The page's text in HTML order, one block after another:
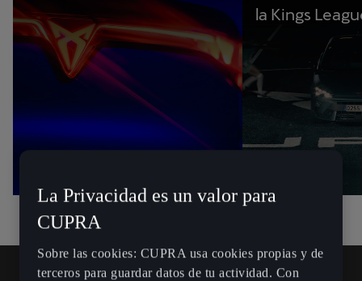
la Kings
La Privacidad es un valor para
CUPRA
Sobre las cookies: CUPRA usa cookies propias y de
terceros para guardar datos de tu actividad. Con